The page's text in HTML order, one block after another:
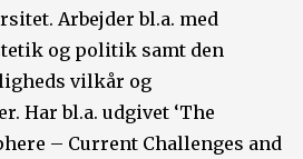
Arbejder bl.a. med
og politik samt den
vilkår og
Har bl.a. udgivet ‘The
– Current Challenges and